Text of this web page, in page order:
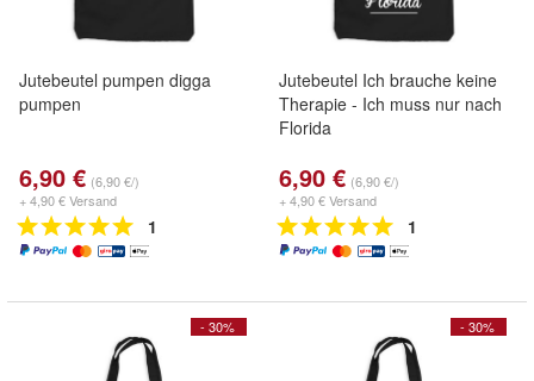
Jutebeutel pumpen digga
pumpen
6,90 € (6,90 €/)
+ 4,90 € Versand
1
Jutebeutel Ich brauche keine
Therapie - Ich muss nur nach
Florida
6,90 € (6,90 €/)
+ 4,90 € Versand
1
- 30% - 30%